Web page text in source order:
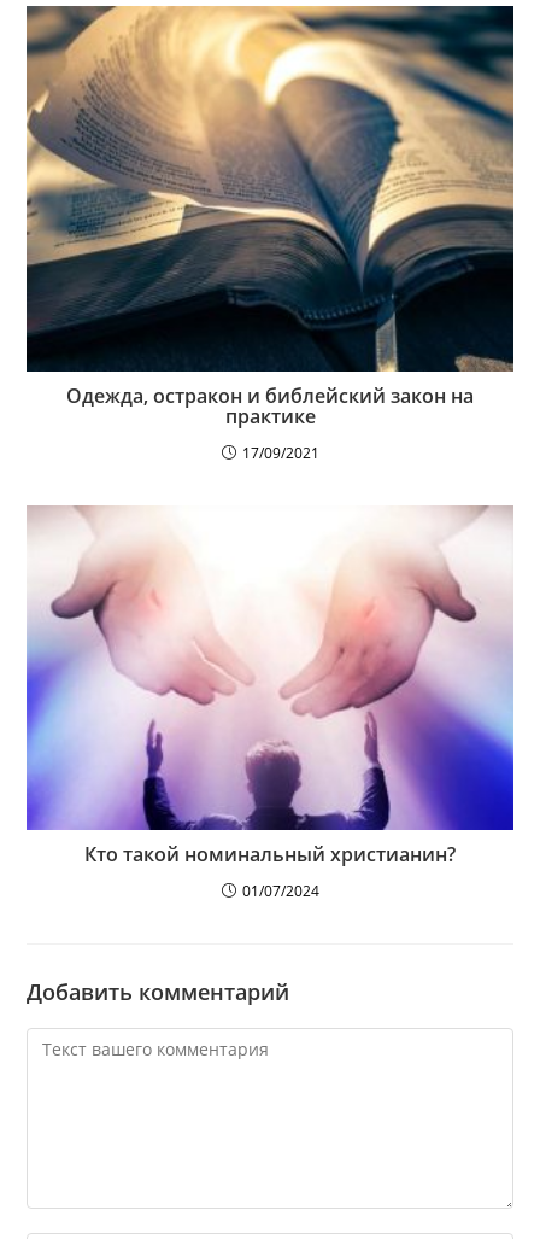
Одежда, остракон и библейский закон на
практике
17/09/2021
Кто такой номинальный христианин?
01/07/2024
Добавить комментарий